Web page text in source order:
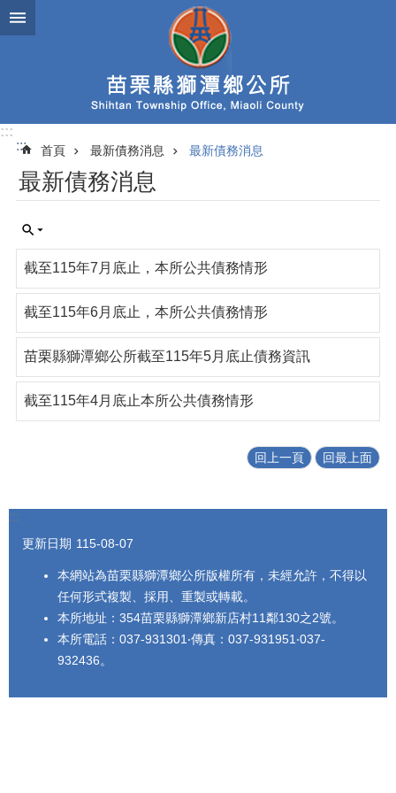
跳到主要內容區塊
:::
:::
首頁 最新債務消息 最新債務消息
最新債務消息
截至115年7月底止，本所公共債務情形
截至115年6月底止，本所公共債務情形
苗栗縣獅潭鄉公所截至115年5月底止債務資訊
截至115年4月底止本所公共債務情形
回上一頁 回最上面
:::
更新日期 115-08-07
本網站為苗栗縣獅潭鄉公所版權所有，未經允許，不得以
任何形式複製、採用、重製或轉載。
本所地址：354苗栗縣獅潭鄉新店村11鄰130之2號。
本所電話：037-931301‧傳真：037-931951‧037-
932436。